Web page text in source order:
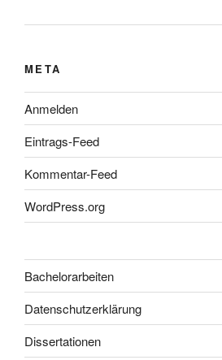
META
Anmelden
Eintrags-Feed
Kommentar-Feed
WordPress.org
Bachelorarbeiten
Datenschutzerklärung
Dissertationen